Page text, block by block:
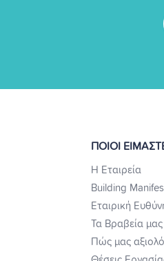
ΠΟΙΟΙ
Η Εταιρεία
Building
Εταιρική
Τα Βραβεία μας
Πώς μας